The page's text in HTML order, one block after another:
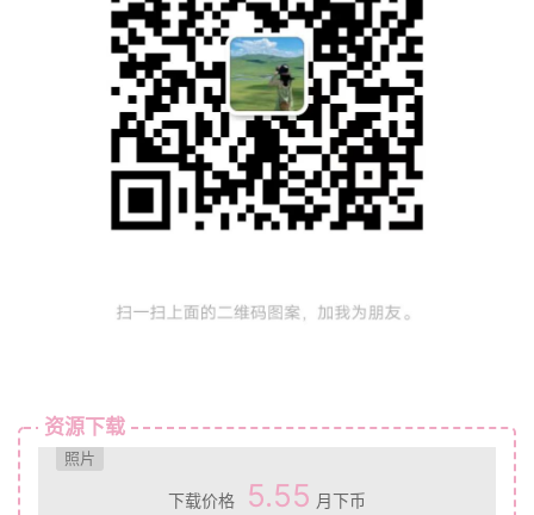
资源下载
照片
下载价格 5.55 月下币